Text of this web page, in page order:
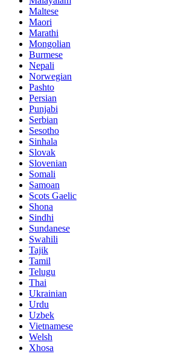
Maltese
Maori
Marathi
Mongolian
Burmese
Nepali
Norwegian
Pashto
Persian
Punjabi
Serbian
Sesotho
Sinhala
Slovak
Slovenian
Somali
Samoan
Scots Gaelic
Shona
Sindhi
Sundanese
Swahili
Tajik
Tamil
Telugu
Thai
Ukrainian
Urdu
Uzbek
Vietnamese
Welsh
Xhosa